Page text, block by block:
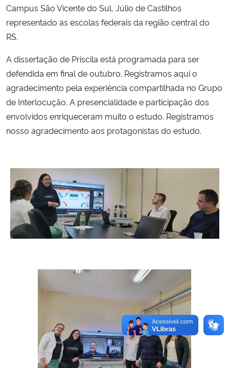
Banco Central do Brasil
Planalto
Campus São Vicente do Sul, Júlio de Castilhos
representado as escolas federais da região central do
RS.
A dissertação de Priscila está programada para ser
defendida em final de outubro. Registramos aqui o
agradecimento pela experiência compartilhada no Grupo
de Interlocução. A presencialidade e participação dos
envolvidos enriqueceram muito o estudo. Registramos
nosso agradecimento aos protagonistas do estudo.